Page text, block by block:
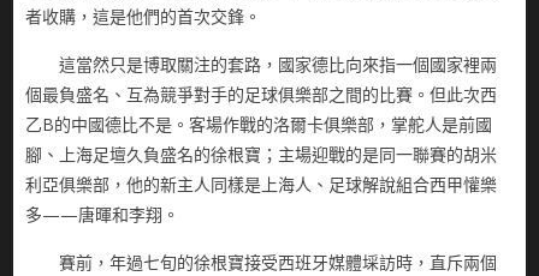
者收購，這是他們的首次交鋒。
這當然只是博取關注的套路，國家德比向來指一個國家裡兩
個最負盛名、互為競爭對手的足球俱樂部之間的比賽。但此次西
乙B的中國德比不是。客場作戰的洛爾卡俱樂部，掌舵人是前國
腳、上海足壇久負盛名的徐根寶；主場迎戰的是同一聯賽的胡米
利亞俱樂部，他的新主人同樣是上海人、足球解說組合西甲懽樂
多——唐暉和李翔。
賽前，年過七旬的徐根寶接受西班牙媒體埰訪時，直斥兩個